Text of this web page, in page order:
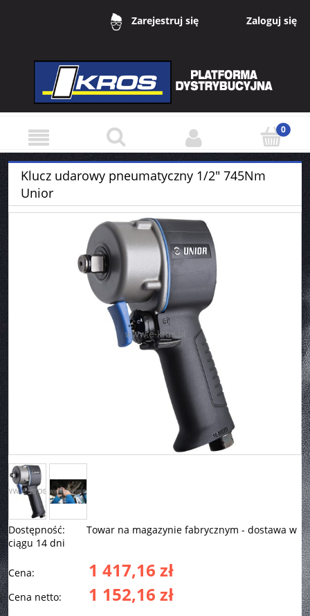
Zarejestruj się Zaloguj się
Klucz udarowy pneumatyczny 1/2" 745Nm
Unior
Dostępność:
Towar na magazynie fabrycznym - dostawa w
ciągu 14 dni
Cena: 1 417,16 zł
Cena netto: 1 152,16 zł